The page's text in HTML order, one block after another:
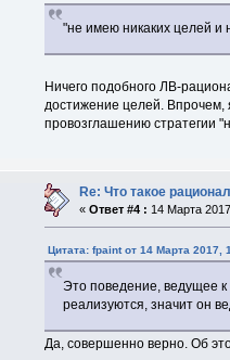
"не имею никаких целей и
Ничего подобного ЛВ-
достижение целей. Впрочем,
провозглашению стратегии
Re: Что такое
«Ответ #4 : 14 Марта
Цитата: fpaint от 14 Марта 2017,
Это поведение, ведущее
реализуются, значит он
Да, совершенно верно. Об